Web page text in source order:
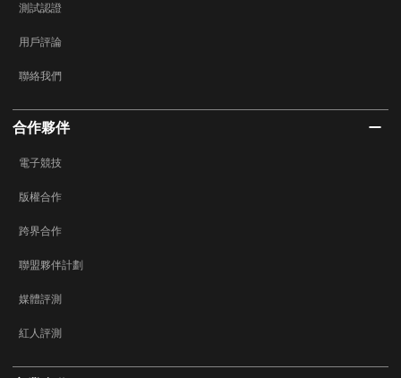
測試認證
用戶評論
聯絡我們
合作夥伴
電子競技
版權合作
跨界合作
聯盟夥伴計劃
媒體評測
紅人評測